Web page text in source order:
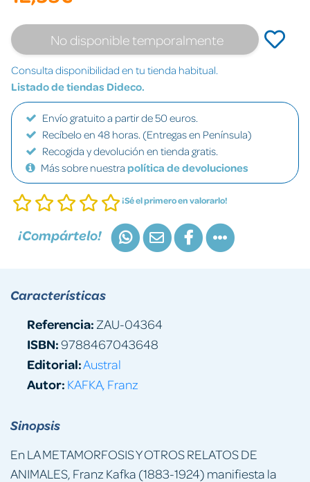
No disponible temporalmente
Consulta disponibilidad en tu tienda habitual.
Listado de tiendas Dideco.
Envío gratuito a partir de 50 euros.
Recíbelo en 48 horas. (Entregas en Península)
Recogida y devolución en tienda gratis.
Más sobre nuestra política de devoluciones
¡Sé el primero en valorarlo!
¡Compártelo!
Sinopsis
En LA METAMORFOSIS Y OTROS RELATOS DE
ANIMALES, Franz Kafka (1883-1924) manifiesta la
Características
Referencia: ZAU-04364
ISBN:9788467043648
Editorial:Austral
Autor: KAFKA, Franz